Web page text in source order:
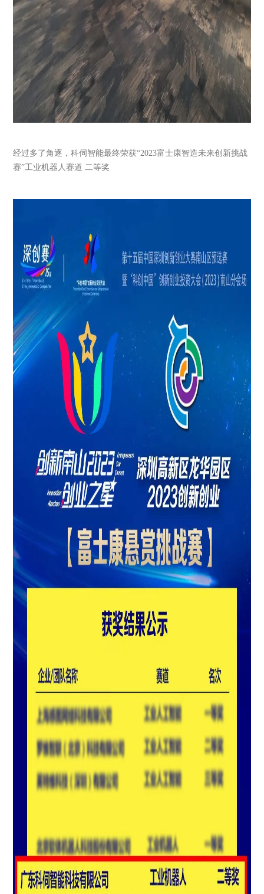
经过多了角逐，科伺智能最终荣获“2023富士康智造未来创新挑战
赛”工业机器人赛道 二等奖